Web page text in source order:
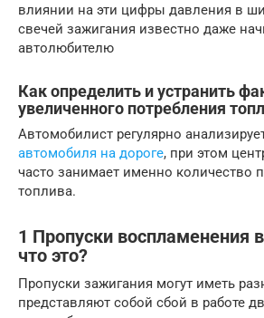
влиянии на эти цифры давления в
свечей зажигания известно даже
автолюбителю
Как определить и устранить
увеличенного потребления
Автомобилист регулярно
автомобиля на дороге, при этом
часто занимает именно количество
топлива.
1 Пропуски воспламенения
что это?
Пропуски зажигания могут иметь
представляют собой сбой в работе